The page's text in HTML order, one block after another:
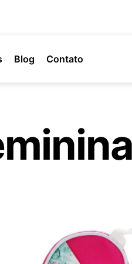
Blog Contato